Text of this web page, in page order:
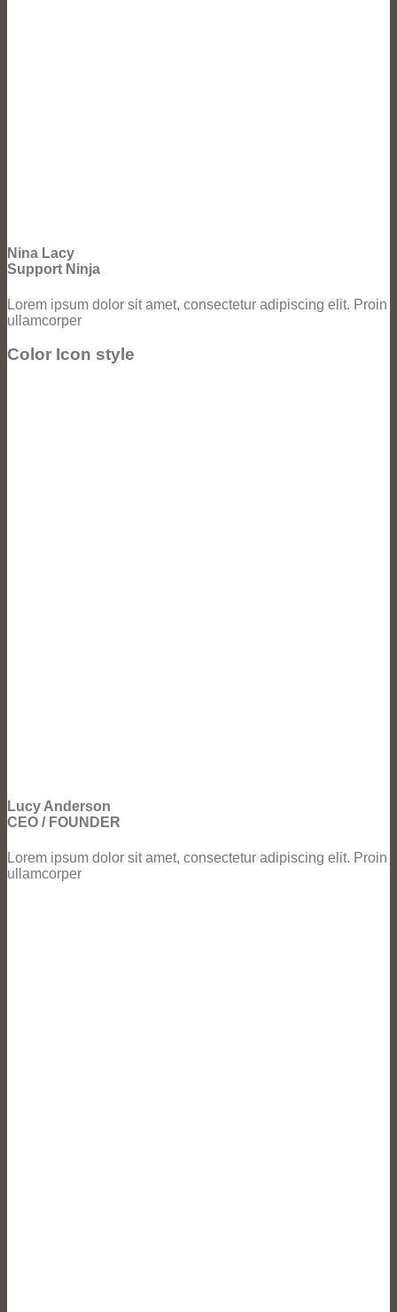
Nina Lacy
Support Ninja
Lorem ipsum dolor sit amet, consectetur adipiscing elit. Proin
ullamcorper
Color Icon style
Lucy Anderson
CEO / FOUNDER
Lorem ipsum dolor sit amet, consectetur adipiscing elit. Proin
ullamcorper